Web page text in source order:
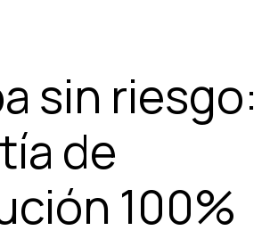
sin riesgo:
de
100%